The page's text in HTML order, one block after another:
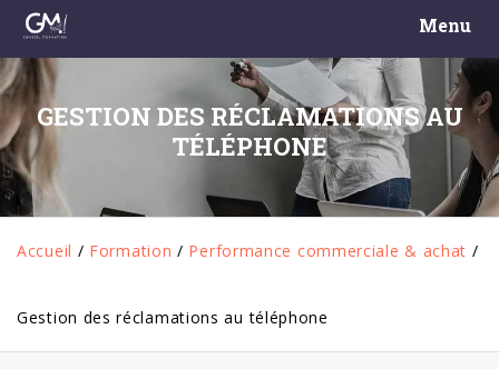
Menu
GESTION DES RÉCLAMATIONS AU
TÉLÉPHONE
Accueil / Formation / Performance commerciale & achat /
Gestion des réclamations au téléphone